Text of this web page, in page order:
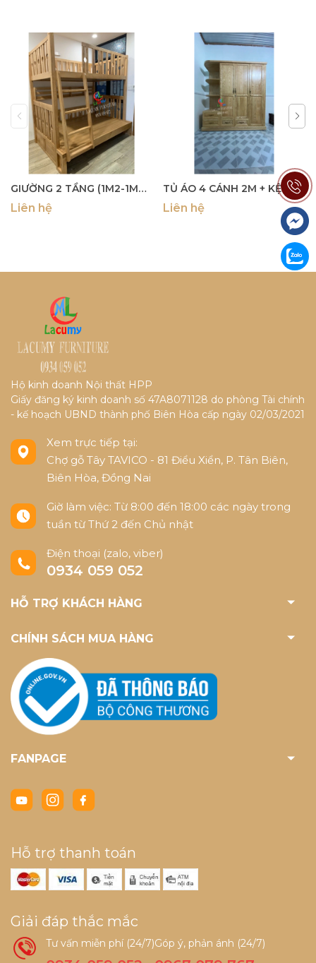
GIƯỜNG 2 TẦNG (1M2-1M4) CẦU THANG LEO GỖ TẦN BÌ - GN31
Liên hệ
TỦ ÁO 4 CÁNH 2M + KỆ TẦNG GỖ TẦN BÌ - TU22/23 (kệ trái/phải)
Liên hệ
Hộ kinh doanh Nội thất HPP
Giấy đăng ký kinh doanh số 47A8071128 do phòng Tài chính
- kế hoạch UBND thành phố Biên Hòa cấp ngày 02/03/2021
Xem trực tiếp tại:
Chợ gỗ Tây TAVICO - 81 Điểu Xiển, P. Tân Biên,
Biên Hòa, Đồng Nai
Giờ làm việc: Từ 8:00 đến 18:00 các ngày trong
tuần từ Thứ 2 đến Chủ nhật
Điện thoại (zalo, viber)
0934 059 052
HỖ TRỢ KHÁCH HÀNG
CHÍNH SÁCH MUA HÀNG
FANPAGE
Hỗ trợ thanh toán
Giải đáp thắc mắc
Tư vấn miễn phí (24/7)Góp ý, phản ánh (24/7)